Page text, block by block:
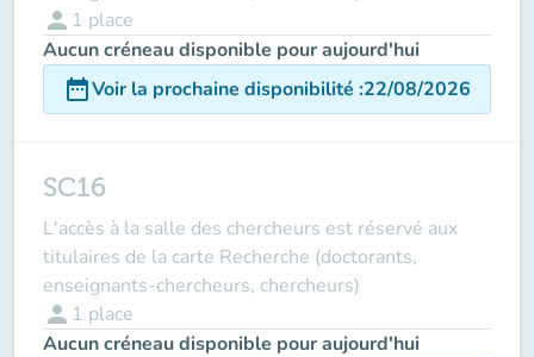
person 1 place
Aucun créneau disponible pour aujourd'hui
date_rangeVoir la prochaine disponibilité :22/08/2026
SC16
L'accès à la salle des chercheurs est réservé aux
titulaires de la carte Recherche (doctorants,
enseignants-chercheurs, chercheurs)
person 1 place
Aucun créneau disponible pour aujourd'hui